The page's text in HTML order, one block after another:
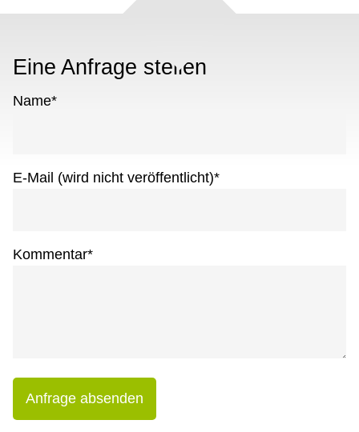
Eine Anfrage stellen
Name*
E-Mail (wird nicht veröffentlicht)*
Kommentar*
Anfrage absenden